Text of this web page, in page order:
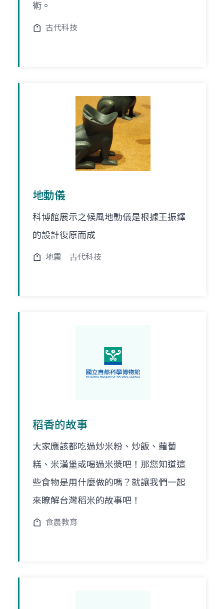
術。
古代科技
地動儀
科博館展示之候風地動儀是根據王振鐸
的設計復原而成
地震 古代科技
稻香的故事
大家應該都吃過炒米粉、炒飯、蘿蔔
糕、米漢堡或喝過米漿吧！那您知道這
些食物是用什麼做的嗎？就讓我們一起
來瞭解台灣稻米的故事吧！
食農教育